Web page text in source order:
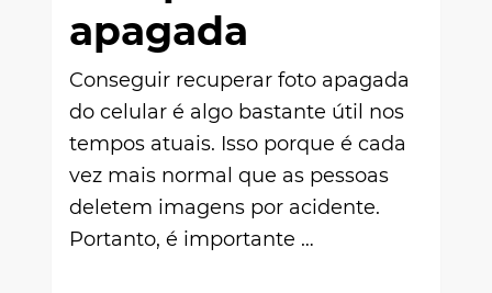
apagada
Conseguir recuperar foto apagada
do celular é algo bastante útil nos
tempos atuais. Isso porque é cada
vez mais normal que as pessoas
deletem imagens por acidente.
Portanto, é importante …